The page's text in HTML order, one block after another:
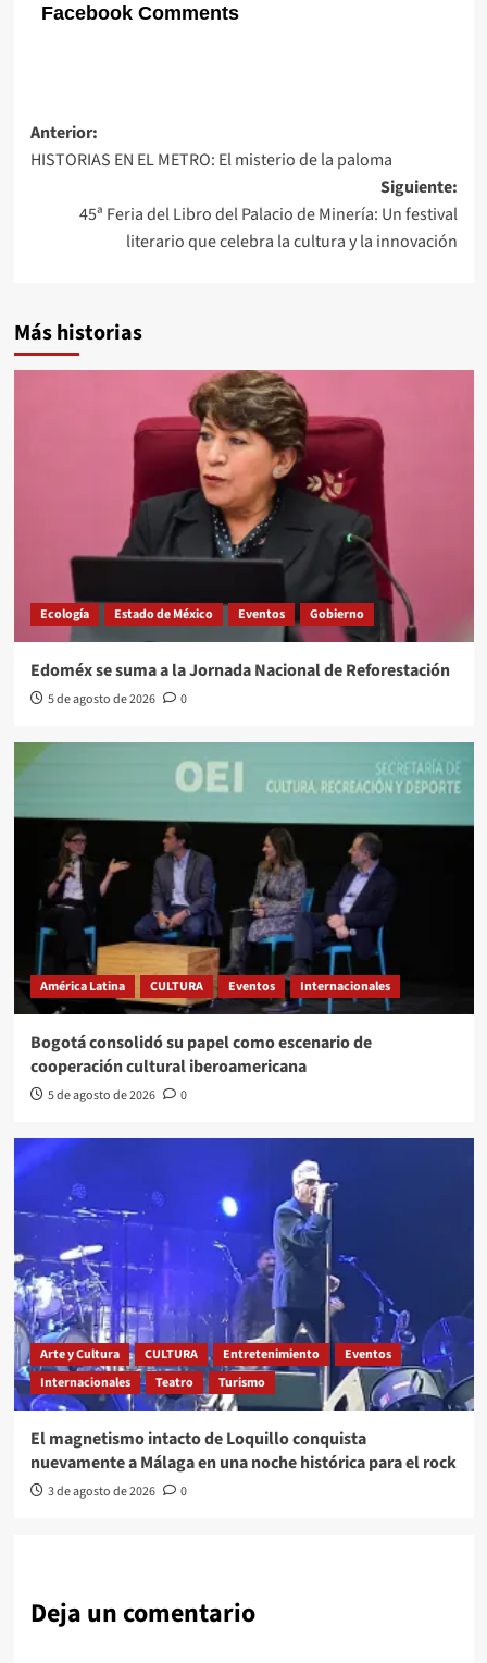
Facebook Comments
Navegación
de
entradas
Anterior:
HISTORIAS EN EL METRO: El misterio de la paloma
Siguiente:
45ª Feria del Libro del Palacio de Minería: Un festival
literario que celebra la cultura y la innovación
Más historias
Ecología Estado de México Eventos Gobierno
Edoméx se suma a la Jornada Nacional de Reforestación
5 de agosto de 2026 0
América Latina CULTURA Eventos Internacionales
Bogotá consolidó su papel como escenario de
cooperación cultural iberoamericana
5 de agosto de 2026 0
Arte y Cultura CULTURA Entretenimiento
Eventos
Internacionales
Teatro Turismo
El magnetismo intacto de Loquillo conquista
nuevamente a Málaga en una noche histórica para el rock
3 de agosto de 2026 0
Deja un comentario